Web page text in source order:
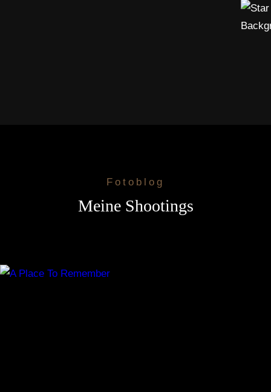
Fotoblog
Meine Shootings